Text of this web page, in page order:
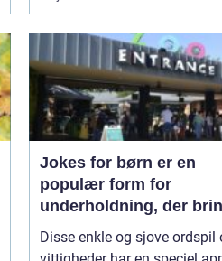
Jokes for børn er en
populær form for
underholdning, der
smil og latter til de
medlemmer af vores
Disse enkle og sjove ordspil